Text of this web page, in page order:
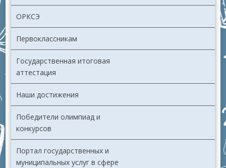
ОРКСЭ
Первоклассникам
Государственная итоговая
аттестация
Наши достижения
Победители олимпиад и
конкурсов
Портал государственных и
муниципальных услуг в сфере